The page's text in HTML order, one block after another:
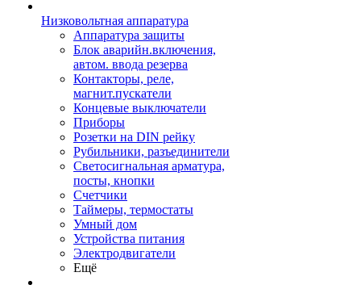
Низковольтная аппаратура
Аппаратура защиты
Блок аварийн.включения,
автом. ввода резерва
Контакторы, реле,
магнит.пускатели
Концевые выключатели
Приборы
Розетки на DIN рейку
Рубильники, разъединители
Светосигнальная арматура,
посты, кнопки
Счетчики
Таймеры, термостаты
Умный дом
Устройства питания
Электродвигатели
Ещё